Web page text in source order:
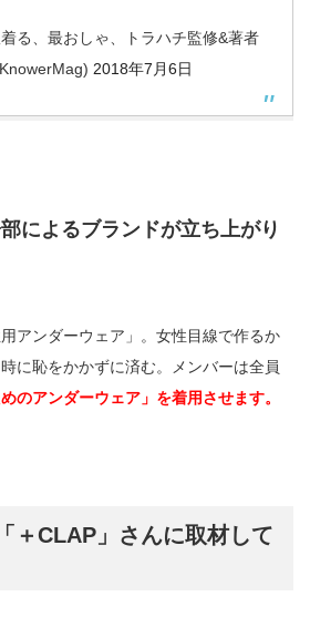
る、最おしゃ、トラハチ監修&著者
2018年7月6日
によるブランドが立ち上がり
アンダーウェア」。女性目線で作るか
に恥をかかずに済む。メンバーは全員
のアンダーウェア」を着用させます。
＋CLAP」さんに取材して